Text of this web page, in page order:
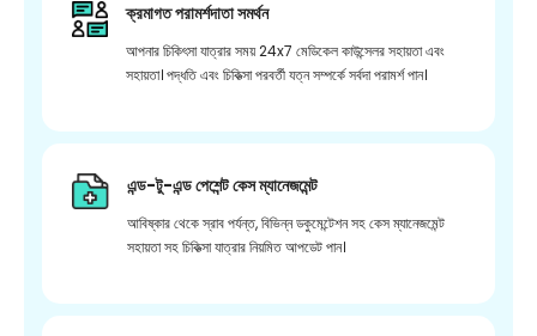
ক্রমাগত পরামর্শদাতা সমর্থন
আপনার চিকিৎসা যাত্রার সময় 24x7 মেডিকেল কাউন্সেলর সহায়তা এবং
সহায়তা। পদ্ধতি এবং চিকিত্সা পরবর্তী যত্ন সম্পর্কে সর্বদা পরামর্শ পান।
এন্ড-টু-এন্ড পেশেন্ট কেস ম্যানেজমেন্ট
আবিষ্কার থেকে স্রাব পর্যন্ত, বিভিন্ন ডকুমেন্টেশন সহ কেস ম্যানেজমেন্ট
সহায়তা সহ চিকিত্সা যাত্রার নিয়মিত আপডেট পান।